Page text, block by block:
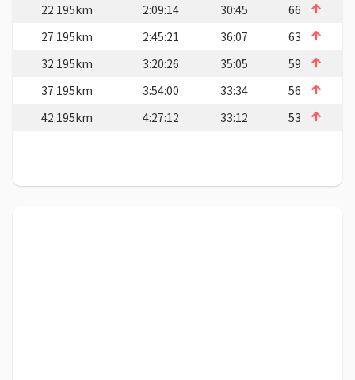
22.195km
2:09:14 30:45
66
27.195km
2:45:21 36:07
63
32.195km
3:20:26 35:05
59
37.195km
3:54:00 33:34
56
42.195km
4:27:12 33:12 53